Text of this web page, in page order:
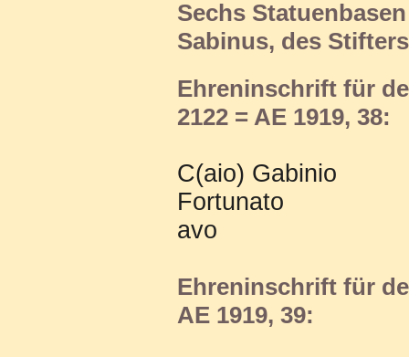
Sechs
Sabinus, des
Ehreninschrift für
2122 = AE 1919, 38:
C(aio) Gabinio
Fortunato
avo
Ehreninschrift für
AE 1919, 39: